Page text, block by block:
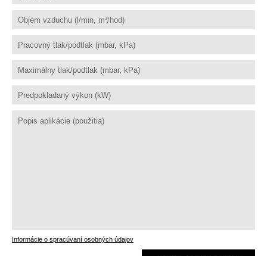
Informácie o spracúvaní osobných údajov